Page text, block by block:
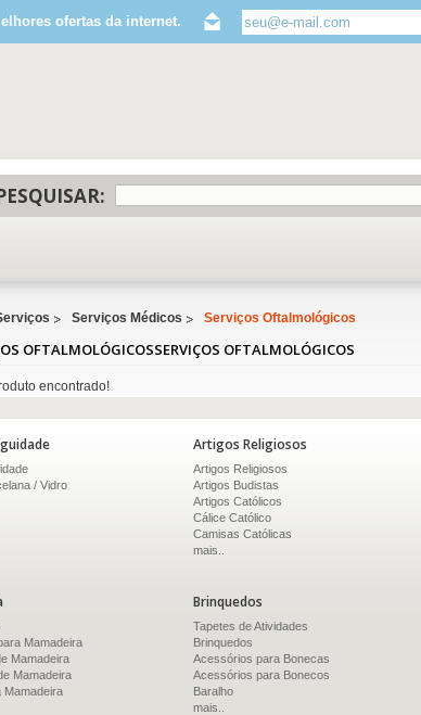
ofertas da internet.
Serviços Médicos Serviços Oftalmológicos
SERVIÇOS OFTALMOLÓGICOS
encontrado!
/ Vidro
Artigos Religiosos
Artigos Religiosos
Artigos Budistas
Artigos Católicos
Cálice Católico
Camisas Católicas
mais..
Mamadeira
Mamadeira
Mamadeira
Mamadeira
Brinquedos
Tapetes de Atividades
Brinquedos
Acessórios para Bonecas
Acessórios para Bonecos
Baralho
mais..